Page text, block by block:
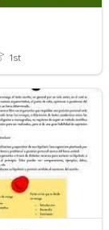
1st